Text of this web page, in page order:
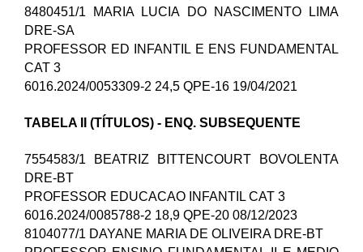
8480451/1 MARIA LUCIA DO NASCIMENTO LIMA
DRE-SA
PROFESSOR ED INFANTIL E ENS FUNDAMENTAL
CAT 3
6016.2024/0053309-2 24,5 QPE-16 19/04/2021
TABELA II (TÍTULOS) - ENQ. SUBSEQUENTE
7554583/1 BEATRIZ BITTENCOURT BOVOLENTA
DRE-BT
PROFESSOR EDUCACAO INFANTIL CAT 3
6016.2024/0085788-2 18,9 QPE-20 08/12/2023
8104077/1 DAYANE MARIA DE OLIVEIRA DRE-BT